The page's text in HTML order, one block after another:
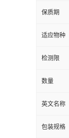
保质期
适应物种
检测限
数量
英文名称
包装规格